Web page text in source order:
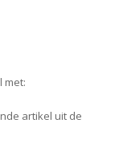
met:
artikel uit de